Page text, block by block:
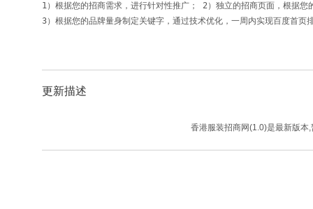
1）根据您的招商需求，进行针对性推广； 2）独立的招商页面，根据
3）根据您的品牌量身制定关键字，通过技术优化，一周内实现百度首页
更新描述
香港服装招商网(1.0)是最新版本